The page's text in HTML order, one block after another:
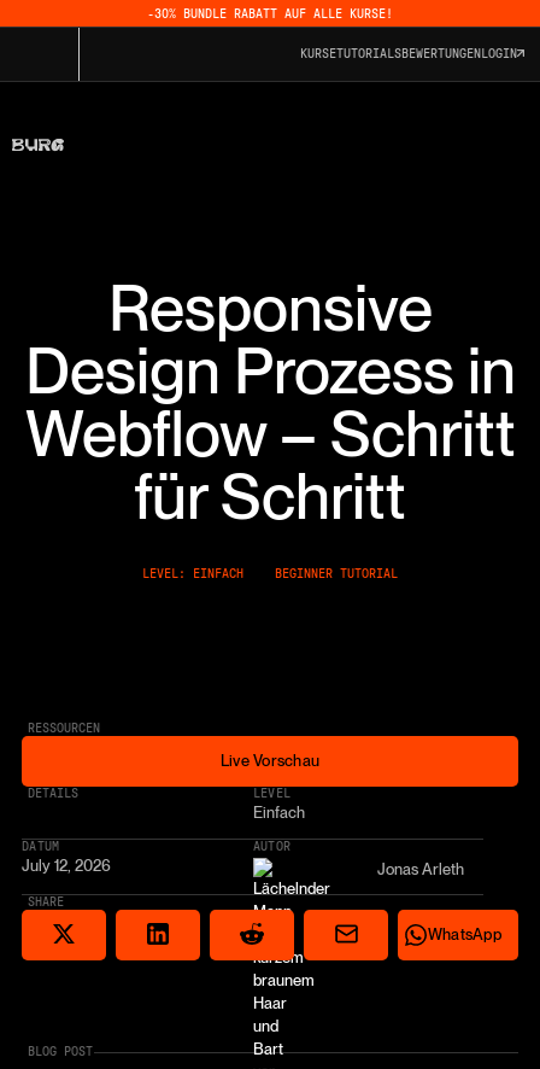
-30% BUNDLE RABATT AUF ALLE KURSE!
KURSETUTORIALSBEWERTUNGEN LOGIN
Responsive
Design Prozess in
Webflow – Schritt
für Schritt
LEVEL: EINFACH BEGINNER TUTORIAL
RESSOURCEN
Live Vorschau
Live Vorschau
* AFFILIATE LINK
DETAILS LEVEL
Einfach
DATUM
July 12, 2026
AUTOR
Jonas Arleth
SHARE
Auf X teilen Share on LinkedInShare on RedditShare via emailShare on
WhatsApp
BLOG POST